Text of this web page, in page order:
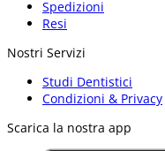
Spedizioni
Resi
Nostri Servizi
Studi Dentistici
Condizioni & Privacy
Scarica la nostra app